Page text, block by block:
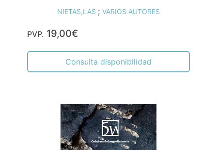
NIETAS,LAS ; VARIOS AUTORES
PVP. 19,00€
Consulta disponibilidad